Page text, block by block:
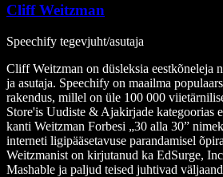
Cliff Weitzman
Speechify tegevjuht/asutaja
Cliff Weitzman on düsleksia eestkõneleja
ja asutaja. Speechify on maailma
rakendus, millel on üle 100 000
Store'is Uudiste & Ajakirjade kategoorias
kanti Weitzman Forbesi „30 alla 30”
interneti ligipääsetavuse parandamisel
Weitzmanist on kirjutanud ka EdSurge,
Mashable ja paljud teised juhtivad